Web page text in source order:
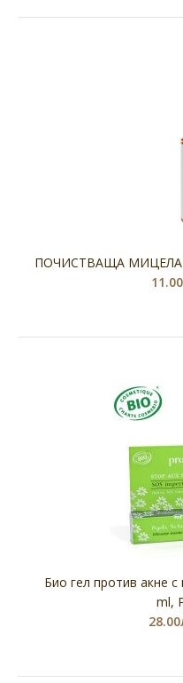
ПОЧИСТВАЩА
Био гел против акне
ml,